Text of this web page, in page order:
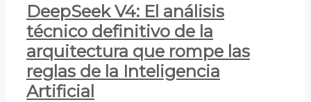
DeepSeek V4: El análisis
técnico definitivo de la
arquitectura que rompe las
reglas de la Inteligencia
Artificial